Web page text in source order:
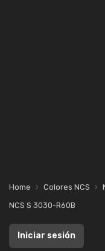
Home Colores NCS
NCS S 3030-R60B
Iniciar sesión